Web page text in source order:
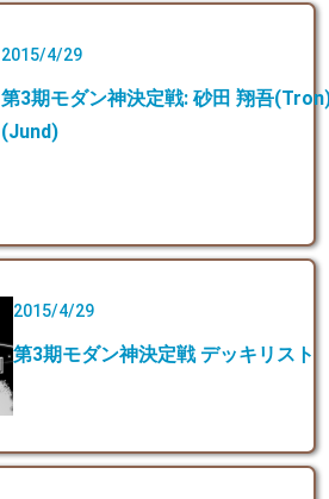
2015/4/29
第3期モダン神決定戦: 砂田 翔吾
(Jund)
2015/4/29
第3期モダン神決定戦 デッキリスト